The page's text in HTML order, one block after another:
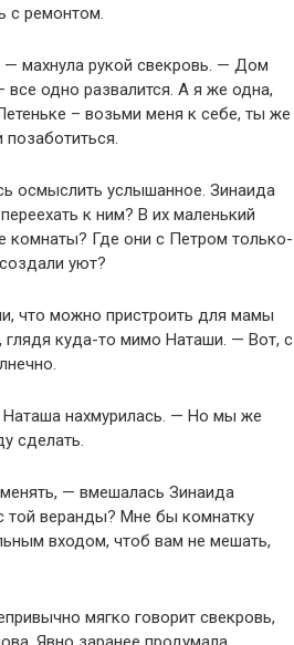
с ремонтом.
махнула рукой свекровь. — Дом
все одно развалится. А я же одна,
– возьми меня к себе, ты же
осмыслить услышанное. Зинаида
к ним? В их маленький
комнаты? Где они с Петром только-
уют?
что можно пристроить для мамы
глядя куда-то мимо Наташи. — Вот, с
нахмурилась. — Но мы же
сделать.
— вмешалась Зинаида
той веранды? Мне бы комнатку
входом, чтоб вам не мешать,
мягко говорит свекровь,